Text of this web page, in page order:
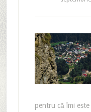
pentru că îmi